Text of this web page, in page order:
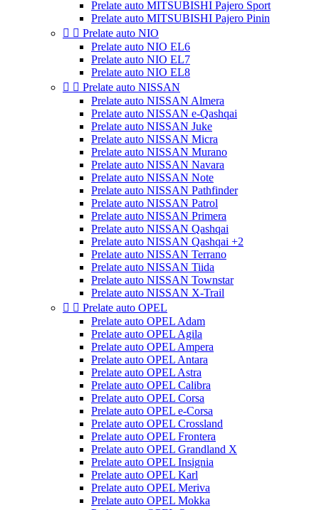
Prelate auto MITSUBISHI Pajero Sport
Prelate auto MITSUBISHI Pajero Pinin
  Prelate auto NIO
Prelate auto NIO EL6
Prelate auto NIO EL7
Prelate auto NIO EL8
  Prelate auto NISSAN
Prelate auto NISSAN Almera
Prelate auto NISSAN e-Qashqai
Prelate auto NISSAN Juke
Prelate auto NISSAN Micra
Prelate auto NISSAN Murano
Prelate auto NISSAN Navara
Prelate auto NISSAN Note
Prelate auto NISSAN Pathfinder
Prelate auto NISSAN Patrol
Prelate auto NISSAN Primera
Prelate auto NISSAN Qashqai
Prelate auto NISSAN Qashqai +2
Prelate auto NISSAN Terrano
Prelate auto NISSAN Tiida
Prelate auto NISSAN Townstar
Prelate auto NISSAN X-Trail
  Prelate auto OPEL
Prelate auto OPEL Adam
Prelate auto OPEL Agila
Prelate auto OPEL Ampera
Prelate auto OPEL Antara
Prelate auto OPEL Astra
Prelate auto OPEL Calibra
Prelate auto OPEL Corsa
Prelate auto OPEL e-Corsa
Prelate auto OPEL Crossland
Prelate auto OPEL Frontera
Prelate auto OPEL Grandland X
Prelate auto OPEL Insignia
Prelate auto OPEL Karl
Prelate auto OPEL Meriva
Prelate auto OPEL Mokka